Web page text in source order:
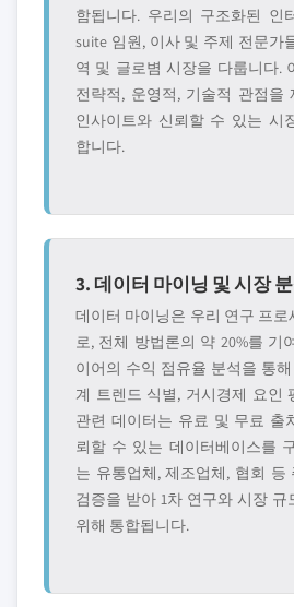
함됩니다. 우리의 구조화된 인
suite 임원, 이사 및 주제 전문가
역 및 글로볌 시장을 다룹니다.
전략적, 운영적, 기술적 관점을
인사이트와 신뢰할 수 있는 시
합니다.
3. 데이터 마이닝 및 시장
데이터 마이닝은 우리 연구 프
로, 전체 방법론의 약 20%를 기
이어의 수익 점유율 분석을 통
계 트렌드 식별, 거시경제 요인
관련 데이터는 유료 및 무료 출
뢰할 수 있는 데이터베이스를
는 유통업체, 제조업체, 협회 등
검증을 받아 1차 연구와 시장 규
위해 통합됩니다.